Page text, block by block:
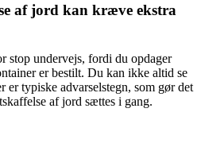
af jord kan kræve ekstra
stop undervejs, fordi du opdager
er bestilt. Du kan ikke altid se
er typiske advarselstegn, som gør det
af jord sættes i gang.